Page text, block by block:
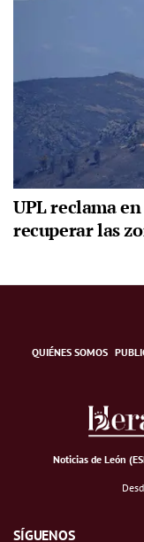
UPL reclama
recuperar las
QUIÉNES SOMOS
Noticias de León
SÍGUENOS